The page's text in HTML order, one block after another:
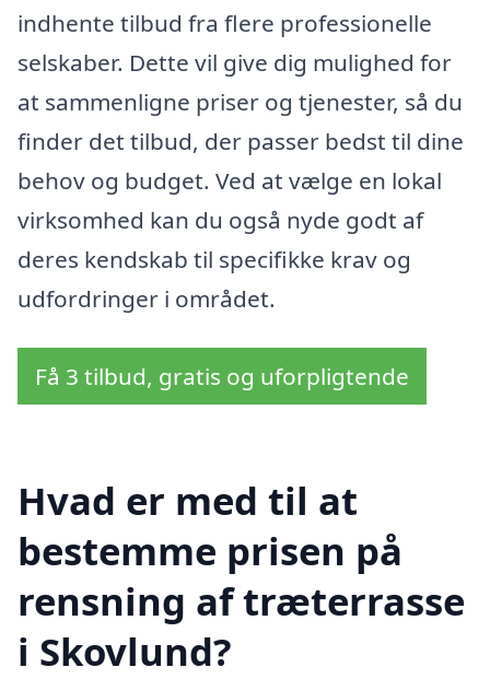
indhente tilbud fra flere professionelle
selskaber. Dette vil give dig mulighed for
at sammenligne priser og tjenester, så du
finder det tilbud, der passer bedst til dine
behov og budget. Ved at vælge en lokal
virksomhed kan du også nyde godt af
deres kendskab til specifikke krav og
udfordringer i området.
Få 3 tilbud, gratis og uforpligtende
Hvad er med til at
bestemme prisen på
rensning af træterrasse
i Skovlund?